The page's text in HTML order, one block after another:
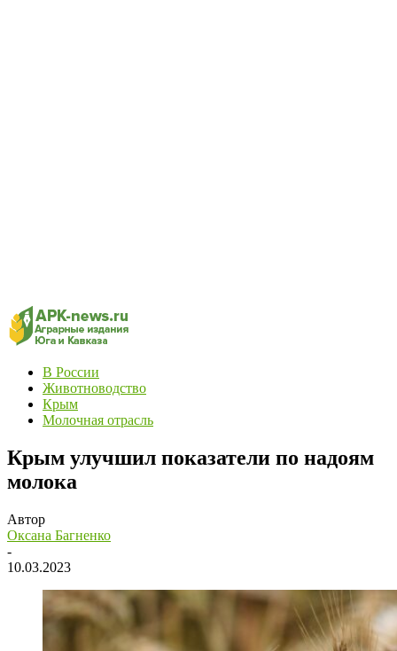
В России
Животноводство
Крым
Молочная отрасль
Крым улучшил показатели по надоям
молока
Автор
Оксана Багненко
-
10.03.2023